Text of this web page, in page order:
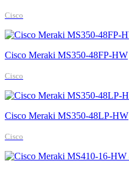
Cisco
Cisco Meraki MS350-48FP-HW
Cisco
Cisco Meraki MS350-48LP-HW
Cisco